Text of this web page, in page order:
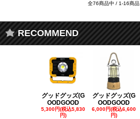
全76商品中 / 1-16商品
RECOMMEND
グッドグッズ(G
OODGOOD
5,300円(税込5,830
円)
グッドグッズ(G
OODGOOD
6,000円(税込6,600
円)